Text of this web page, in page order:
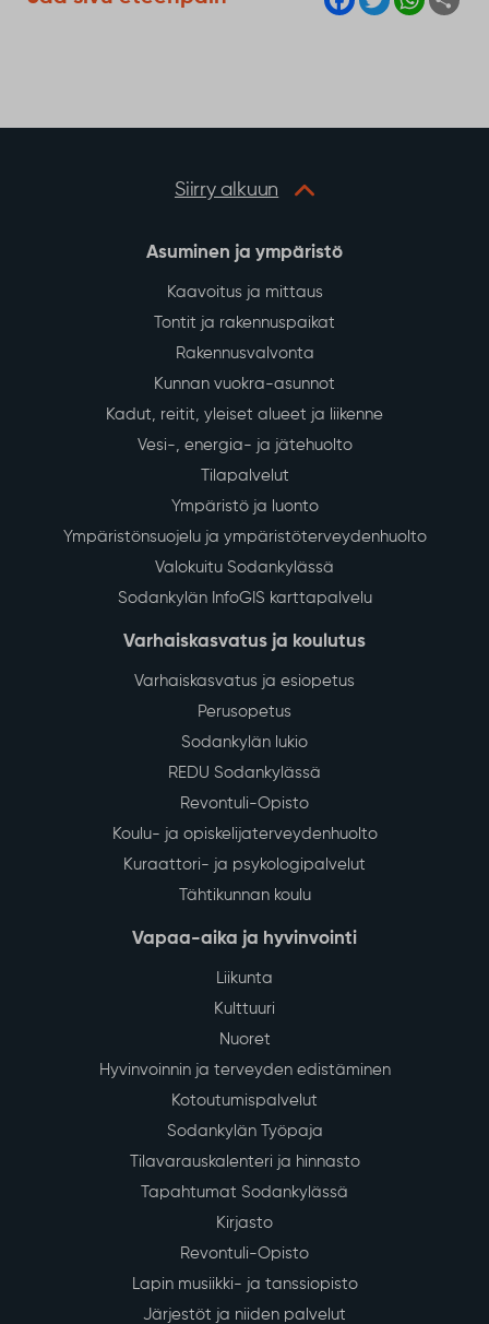
a
w
h
Siirry alkuun
Asuminen ja ympäristö
Kaavoitus ja mittaus
Tontit ja rakennuspaikat
Rakennusvalvonta
Kunnan vuokra-asunnot
Kadut, reitit, yleiset alueet ja liikenne
Vesi-, energia- ja jätehuolto
Tilapalvelut
Ympäristö ja luonto
Ympäristönsuojelu ja ympäristöterveydenhuolto
Valokuitu Sodankylässä
Sodankylän InfoGIS karttapalvelu
Varhaiskasvatus ja koulutus
Varhaiskasvatus ja esiopetus
Perusopetus
Sodankylän lukio
REDU Sodankylässä
Revontuli-Opisto
Koulu- ja opiskelijaterveydenhuolto
Kuraattori- ja psykologipalvelut
Tähtikunnan koulu
Vapaa-aika ja hyvinvointi
Liikunta
Kulttuuri
Nuoret
Hyvinvoinnin ja terveyden edistäminen
Kotoutumispalvelut
Sodankylän Työpaja
Tilavarauskalenteri ja hinnasto
Tapahtumat Sodankylässä
Kirjasto
Revontuli-Opisto
Lapin musiikki- ja tanssiopisto
Järjestöt ja niiden palvelut